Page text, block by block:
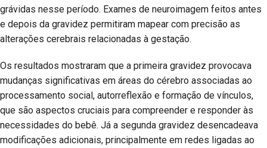
grávidas nesse período. Exames de neuroimagem feitos antes
e depois da gravidez permitiram mapear com precisão as
alterações cerebrais relacionadas à gestação.
Os resultados mostraram que a primeira gravidez provocava
mudanças significativas em áreas do cérebro associadas ao
processamento social, autorreflexão e formação de vínculos,
que são aspectos cruciais para compreender e responder às
necessidades do bebê. Já a segunda gravidez desencadeava
modificações adicionais, principalmente em redes ligadas ao